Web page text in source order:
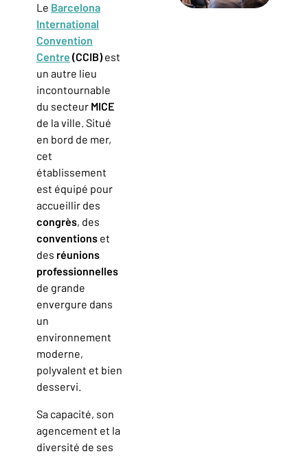
Le Barcelona
International
Convention
Centre (CCIB) est
un autre lieu
incontournable
du secteur MICE
de la ville. Situé
en bord de mer,
cet
établissement
est équipé pour
accueillir des
congrès, des
conventions et
des réunions
professionnelles
de grande
envergure dans
un
environnement
moderne,
polyvalent et bien
desservi.
Sa capacité, son
agencement et la
diversité de ses